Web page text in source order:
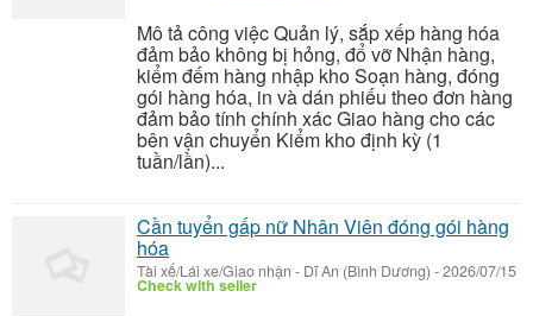
Mô tả công việc Quản lý, sắp xếp hàng hóa
đảm bảo không bị hỏng, đổ vỡ Nhận hàng,
kiểm đếm hàng nhập kho Soạn hàng, đóng
gói hàng hóa, in và dán phiếu theo đơn hàng
đảm bảo tính chính xác Giao hàng cho các
bên vận chuyển Kiểm kho định kỳ (1
tuần/lần)...
Cần tuyển gấp nữ Nhân Viên đóng gói hàng
hóa
Tài xế/Lái xe/Giao nhận - Dĩ An (Bình Dương) -2026/07/15
Check with seller